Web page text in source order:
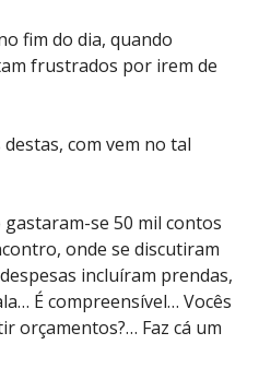
fim do dia, quando
frustrados por irem de
com vem no tal
se 50 mil contos
onde se discutiram
incluíram prendas,
É compreensível… Vocês
orçamentos?… Faz cá um